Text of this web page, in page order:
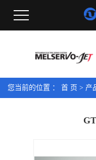
您当前的位置 ： 首 页 > 产